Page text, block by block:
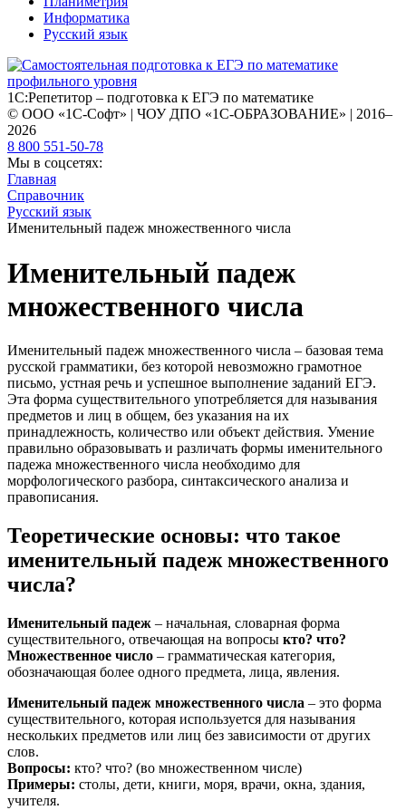
Информатика
Русский язык
1С:Репетитор – подготовка к ЕГЭ по математике
© ООО «1С-Софт» | ЧОУ ДПО «1С-ОБРАЗОВАНИЕ» | 2016–
2026
8 800 551-50-78
Мы в соцсетях:
Главная
Справочник
Русский язык
Именительный падеж множественного числа
Именительный падеж
множественного числа
Именительный падеж множественного числа – базовая тема
русской грамматики, без которой невозможно грамотное
письмо, устная речь и успешное выполнение заданий ЕГЭ.
Эта форма существительного употребляется для называния
предметов и лиц в общем, без указания на их
принадлежность, количество или объект действия. Умение
правильно образовывать и различать формы именительного
падежа множественного числа необходимо для
морфологического разбора, синтаксического анализа и
правописания.
Теоретические основы: что такое
именительный падеж множественного
числа?
Именительный падеж – начальная, словарная форма
существительного, отвечающая на вопросы кто? что?
Множественное число – грамматическая категория,
обозначающая более одного предмета, лица, явления.
Именительный падеж множественного числа – это форма
существительного, которая используется для называния
нескольких предметов или лиц без зависимости от других
слов.
Вопросы: кто? что? (во множественном числе)
Примеры: столы, дети, книги, моря, врачи, окна, здания,
учителя.